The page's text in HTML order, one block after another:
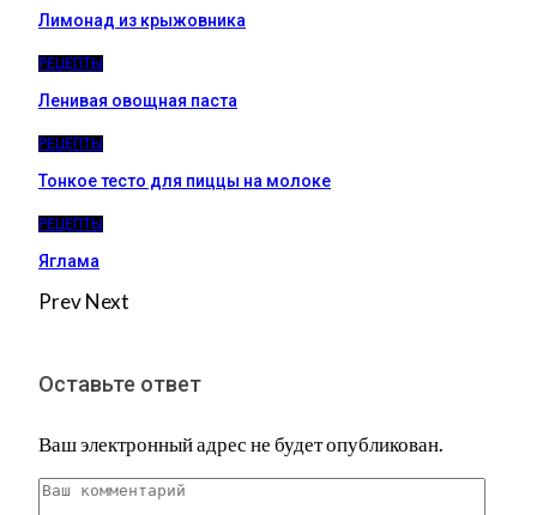
Лимонад из крыжовника
РЕЦЕПТЫ
Ленивая овощная паста
РЕЦЕПТЫ
Тонкое тесто для пиццы на молоке
РЕЦЕПТЫ
Яглама
PrevNext
Оставьте ответ
Ваш электронный адрес не будет опубликован.